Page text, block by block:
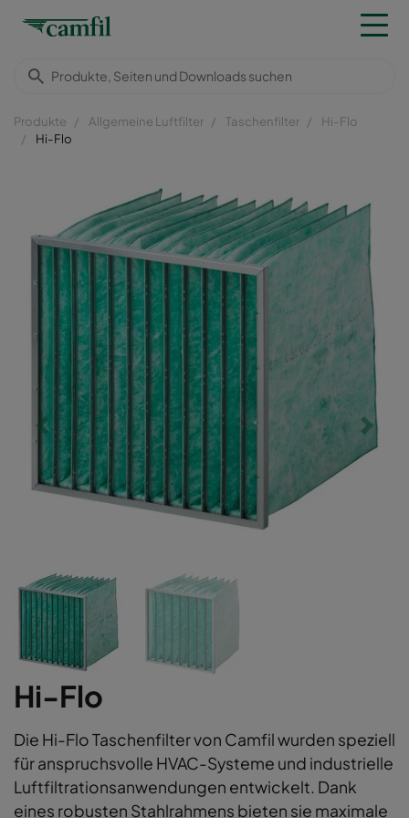
Produkte Allgemeine Luftfilter Taschenfilter
Hi-Flo
Hi-Flo
Hi-Flo
Die Hi-Flo Taschenfilter von Camfil wurden speziell
für anspruchsvolle HVAC-Systeme und industrielle
Luftfiltrationsanwendungen entwickelt. Dank
eines robusten Stahlrahmens bieten sie maximale